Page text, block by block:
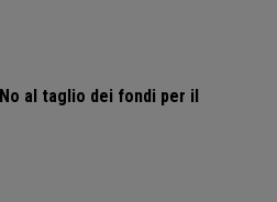
al taglio dei fondi per il